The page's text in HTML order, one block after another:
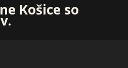
Košice so